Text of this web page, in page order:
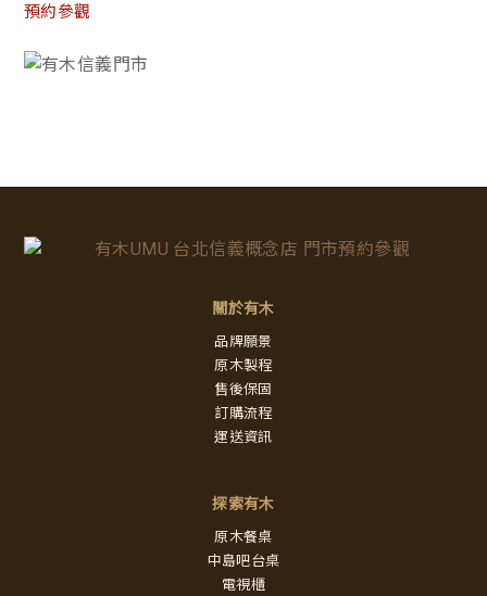
預約參觀
關於有木
品牌願景
原木製程
售後保固
訂購流程
運送資訊
探索有木
原木餐桌
中島吧台桌
電視櫃